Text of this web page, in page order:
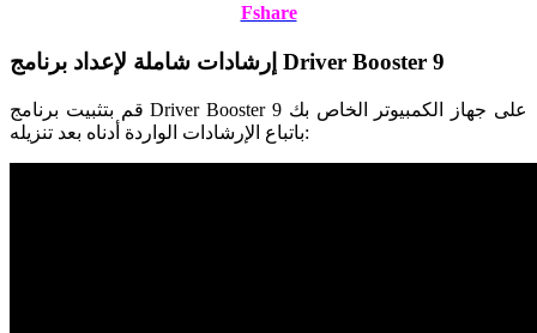
Fshare
إرشادات شاملة لإعداد برنامج Driver Booster 9
قم بتثبيت برنامج Driver Booster 9 على جهاز الكمبيوتر الخاص بك
باتباع الإرشادات الواردة أدناه بعد تنزيله: